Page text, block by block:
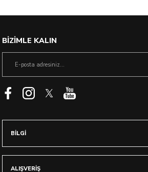
BİZİMLE KALIN
BİLGİ
ALIŞVERİŞ